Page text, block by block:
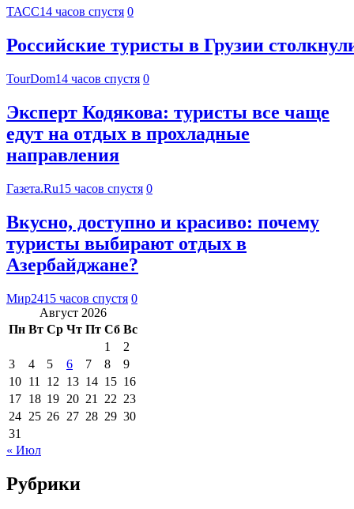
ТАСС14 часов спустя 0
Российские туристы в Грузии
TourDom14 часов спустя 0
Эксперт Кодякова: туристы все чаще
едут на отдых в прохладные
направления
Газета.Ru15 часов спустя 0
Вкусно, доступно и красиво: почему
туристы выбирают отдых в
Азербайджане?
Мир2415 часов спустя 0
Август 2026
Пн Вт Ср Чт Пт Сб Вс
1
2
3
4 5 6 7 8
9
10 11 12 13 14 15 16
17 18 19 20 21 22 23
24 25 26 27 28 29 30
31
« Июл
Рубрики